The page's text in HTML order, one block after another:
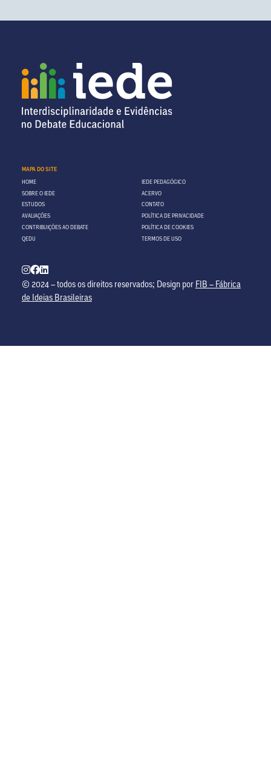
MAPA DO SITE
HOME
SOBRE O IEDE
ESTUDOS
AVALIAÇÕES
CONTRIBUIÇÕES AO DEBATE
QEDU
IEDE PEDAGÓGICO
ACERVO
CONTATO
POLÍTICA DE PRIVACIDADE
POLÍTICA DE COOKIES
TERMOS DE USO
© 2024 – todos os direitos reservados; Design por FIB – Fábrica
de Ideias Brasileiras